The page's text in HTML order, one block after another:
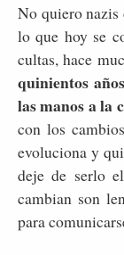
No quiero nazis
lo que hoy se
cultas, hace
quinientos
las manos a la
con los
evoluciona y
deje de serlo
cambian son
para